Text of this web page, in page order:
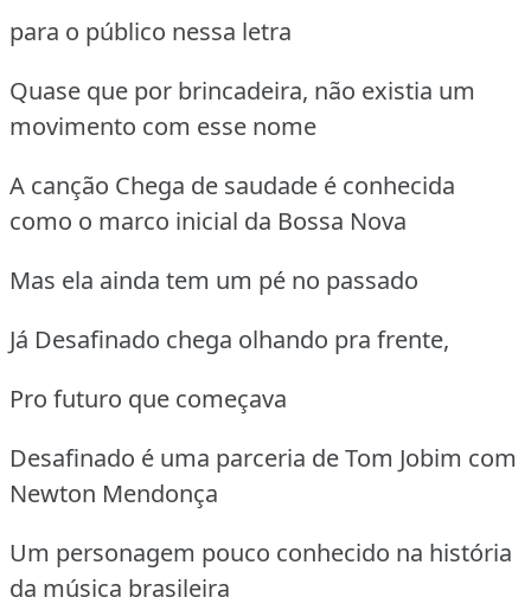
para o público nessa letra
Quase que por brincadeira, não existia um
movimento com esse nome
A canção Chega de saudade é conhecida
como o marco inicial da Bossa Nova
Mas ela ainda tem um pé no passado
Já Desafinado chega olhando pra frente,
Pro futuro que começava
Desafinado é uma parceria de Tom Jobim com
Newton Mendonça
Um personagem pouco conhecido na história
da música brasileira